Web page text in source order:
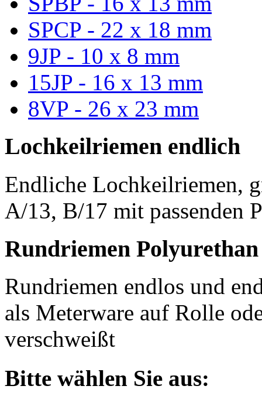
SPCP - 22 x 18 mm
9JP - 10 x 8 mm
15JP - 16 x 13 mm
8VP - 26 x 23 mm
Lochkeilriemen endlich
Endliche Lochkeilriemen,
A/13, B/17 mit passenden
Rundriemen Polyurethan
Rundriemen endlos und
als Meterware auf Rolle
verschweißt
Bitte wählen Sie aus: